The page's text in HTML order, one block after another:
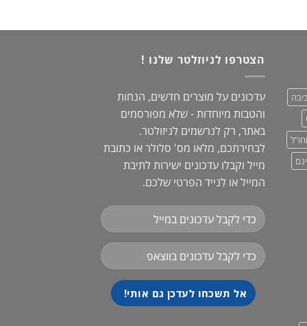
הצטרפו לניוזלטר שלנו !
עדכונים על מוצרים חדשים, הנחות
והטבות מיוחדות - שלא מפורסמים
באתר, רק לנרשמים לניזולטר.
לבחירתכם, מלאו מס' סלולר או כתובת
מייל וקבלו עדכונים ישירות לתיבת
המייל או לנייד הפרטי שלכם.